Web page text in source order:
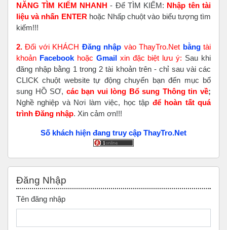
NĂNG TÌM KIẾM NHANH - Để TÌM KIẾM: Nhập tên tài
liệu và nhấn ENTER hoặc Nhấp chuột vào biểu tượng tìm
kiếm!!!
2. Đối với KHÁCH Đăng nhập vào ThayTro.Net bằngtài
khoản Facebook hoặc Gmailxin đặc biệt lưu ý: Sau khi
đăng nhập bằng 1 trong 2 tài khoản trên - chỉ sau vài các
CLICK chuột website tự động chuyển bạn đến mục bổ
sung HỒ SƠ, các bạn vui lòng Bổ sung Thông tin về;
Nghề nghiệp và Nơi làm việc, học tập để hoàn tấtquá
trình Đăng nhập. Xin cảm ơn!!!
Số khách hiện đang truy cập ThayTro.Net
Đăng Nhập
Tên đăng nhập